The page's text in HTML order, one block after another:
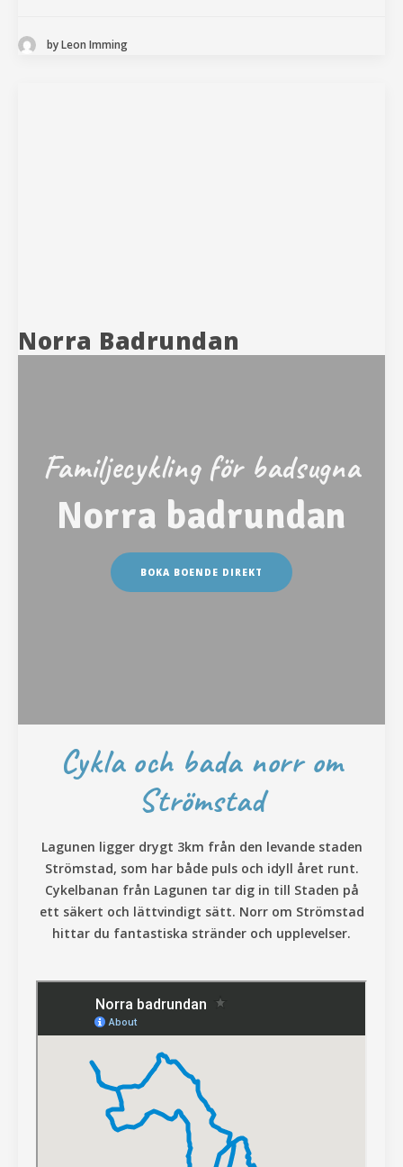
by Leon Imming
Norra Badrundan
Familjecykling för badsugna
Norra badrundan
BOKA BOENDE DIREKT
Cykla och bada norr om
Strömstad
Lagunen ligger drygt 3km från den levande staden
Strömstad, som har både puls och idyll året runt.
Cykelbanan från Lagunen tar dig in till Staden på
ett säkert och lättvindigt sätt. Norr om Strömstad
hittar du fantastiska stränder och upplevelser.